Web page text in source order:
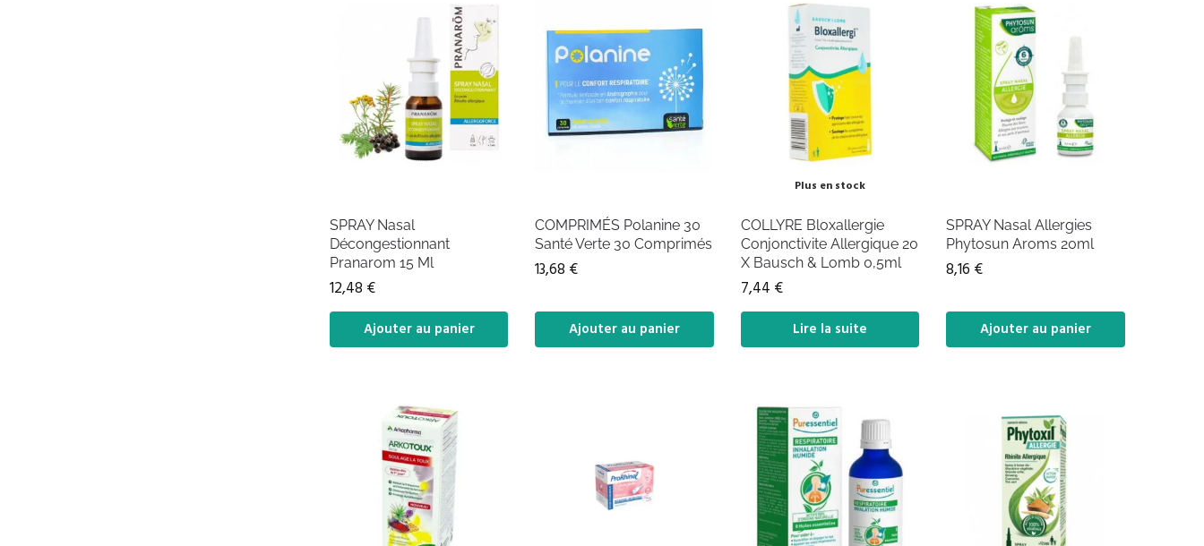
SPRAY Nasal
Décongestionnant
Pranarom 15 Ml
12,48 €
Ajouter au panier
COMPRIMÉS Polanine 30
Santé Verte 30 Comprimés
13,68 €
Ajouter au panier
Plus en stock
COLLYRE Bloxallergie
Conjonctivite Allergique 20
X Bausch & Lomb 0,5ml
7,44 €
Lire la suite
SPRAY Nasal Allergies
Phytosun Aroms 20ml
8,16 €
Ajouter au panier